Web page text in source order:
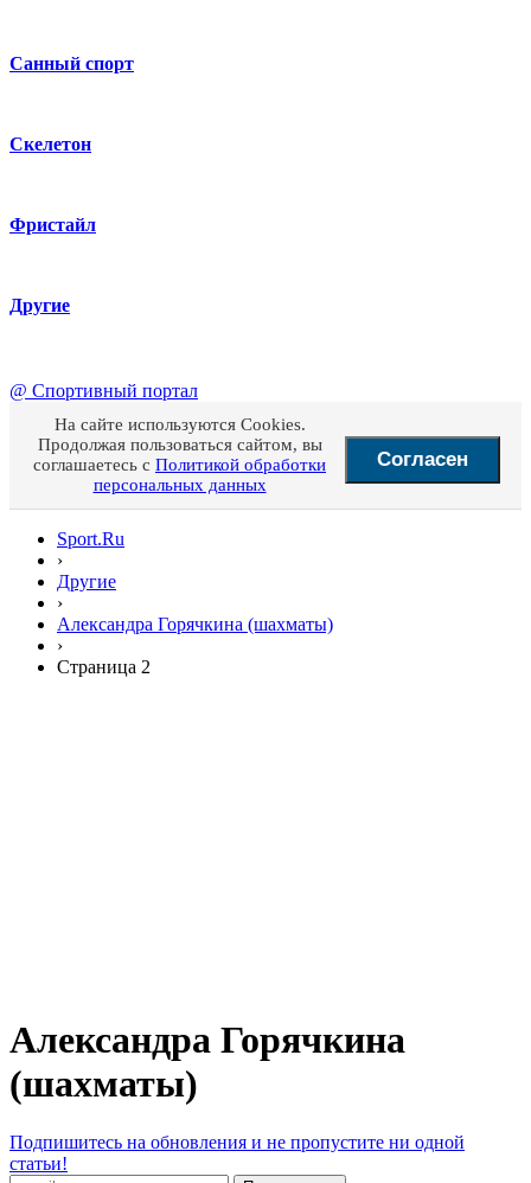
Санный спорт
Скелетон
Фристайл
Другие
@ Спортивный портал
На сайте используются Cookies.
Продолжая пользоваться сайтом, вы
соглашаетесь с Политикой обработки
персональных данных
Согласен
Sport.Ru
›
Другие
›
Александра Горячкина (шахматы)
›
Страница 2
Александра Горячкина
(шахматы)
Подпишитесь на обновления и не пропустите ни одной
статьи!